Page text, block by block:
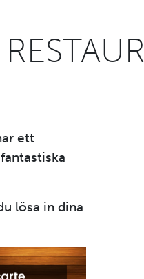
ett
lösa in dina